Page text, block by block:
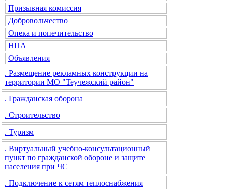
Призывная комиссия
Добровольчество
Опека и попечительство
НПА
Объявления
. Размещение рекламных конструкции на
территории МО "Теучежский район"
. Гражданская оборона
. Строительство
. Туризм
. Виртуальный учебно-консультационный
пункт по гражданской обороне и защите
населения при ЧС
. Подключение к сетям теплоснабжения